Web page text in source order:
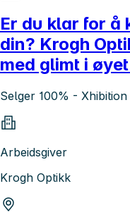
Er du klar for å
din? Krogh
med glimt i
Selger 100% -
Arbeidsgiver
Krogh Optikk